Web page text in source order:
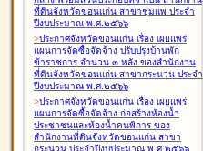
ที่ดินจังหวัดขอนแก่น สาขาชุมแพ ประจำ
ปีงบประมาณ พ.ศ.๒๕๖๖
>ประกาศจังหวัดขอนแก่น เรื่อง เผยแพร่
แผนการจัดซื้อจัดจ้าง ปรับปรุงบ้านพัก
ข้าราชการ จำนวน ๓ หลัง ของสำนักงาน
ที่ดินจังหวัดขอนแก่น สาขากระนวน ประจำ
ปีงบประมาณ พ.ศ.๒๕๖๖
>ประกาศจังหวัดขอนแก่น เรื่อง เผยแพร่
แผนการจัดซื้อจัดจ้าง ก่อสร้างห้องน้ำ
ประชาชนและห้องน้ำคนพิการ ของ
สำนักงานที่ดินจังหวัดขอนแก่น สาขา